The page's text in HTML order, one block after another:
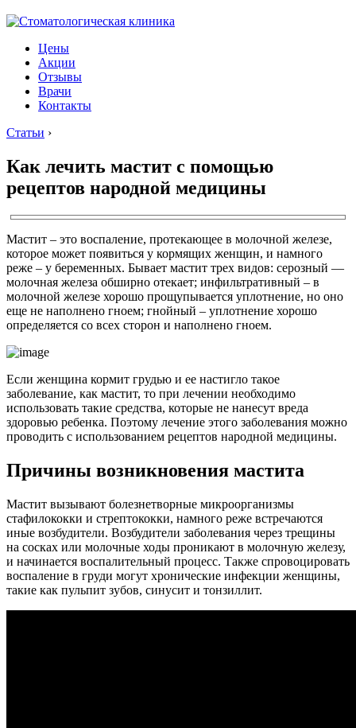
Цены
Акции
Отзывы
Врачи
Контакты
Статьи ›
Как лечить мастит с помощью
рецептов народной медицины
Мастит – это воспаление, протекающее в молочной железе,
которое может появиться у кормящих женщин, и намного
реже – у беременных. Бывает мастит трех видов: серозный —
молочная железа обширно отекает; инфильтративный – в
молочной железе хорошо прощупывается уплотнение, но оно
еще не наполнено гноем; гнойный – уплотнение хорошо
определяется со всех сторон и наполнено гноем.
Если женщина кормит грудью и ее настигло такое
заболевание, как мастит, то при лечении необходимо
использовать такие средства, которые не нанесут вреда
здоровью ребенка. Поэтому лечение этого заболевания можно
проводить с использованием рецептов народной медицины.
Причины возникновения мастита
Мастит вызывают болезнетворные микроорганизмы
стафилококки и стрептококки, намного реже встречаются
иные возбудители. Возбудители заболевания через трещины
на сосках или молочные ходы проникают в молочную железу,
и начинается воспалительный процесс. Также спровоцировать
воспаление в груди могут хронические инфекции женщины,
такие как пульпит зубов, синусит и тонзиллит.